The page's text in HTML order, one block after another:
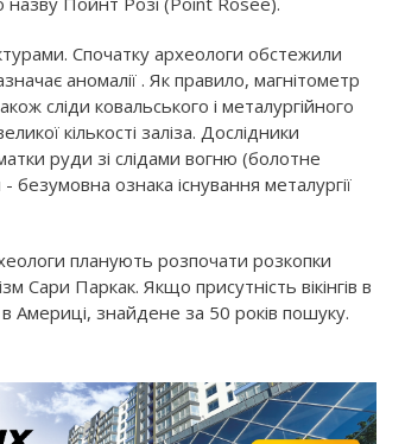
Спочатку археологи обстежили
аномалії . Як правило, магнітометр
сліди ковальського і металургійного
кількості заліза. Дослідники
руди зі слідами вогню (болотне
безумовна ознака існування металургії
планують розпочати розкопки
Сари Паркак. Якщо присутність вікінгів в
Америці, знайдене за 50 років пошуку.